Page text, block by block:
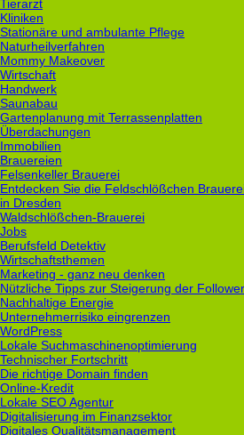
Tierarzt
Kliniken
Stationäre und ambulante Pflege
Naturheilverfahren
Mommy Makeover
Wirtschaft
Handwerk
Saunabau
Gartenplanung mit Terrassenplatten
Überdachungen
Immobilien
Brauereien
Felsenkeller Brauerei
Entdecken Sie die Feldschlößchen
in Dresden
Waldschlößchen-Brauerei
Jobs
Berufsfeld Detektiv
Wirtschaftsthemen
Marketing - ganz neu denken
Nützliche Tipps zur Steigerung der
Nachhaltige Energie
Unternehmerrisiko eingrenzen
WordPress
Lokale Suchmaschinenoptimierung
Technischer Fortschritt
Die richtige Domain finden
Online-Kredit
Lokale SEO Agentur
Digitalisierung im Finanzsektor
Digitales Qualitätsmanagement